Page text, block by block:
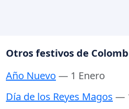
Otros festivos de
Año Nuevo — 1 Enero
Día de los Reyes Magos —